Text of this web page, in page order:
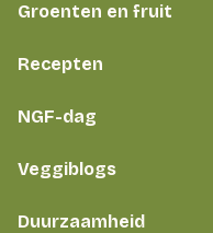
Groenten en fruit
Recepten
NGF-dag
Veggiblogs
Duurzaamheid